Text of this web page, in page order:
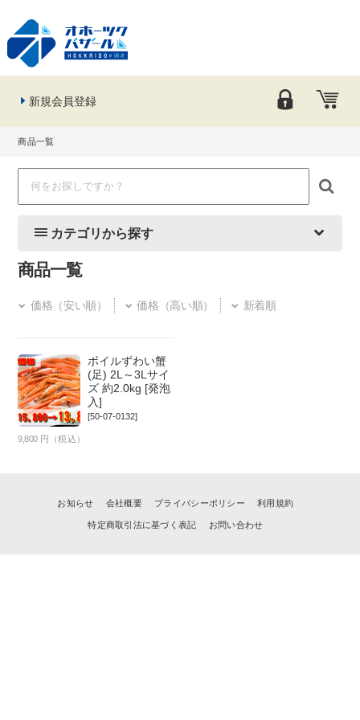
新規会員登録
商品一覧
カテゴリから探す
商品一覧
価格（安い順） 価格（高い順） 新着順
ボイルずわい蟹
(足) 2L～3Lサイ
ズ 約2.0kg [発泡
入]
[50-07-0132]
9,800 円（税込）
お知らせ 会社概要 プライバシーポリシー 利用規約
特定商取引法に基づく表記 お問い合わせ